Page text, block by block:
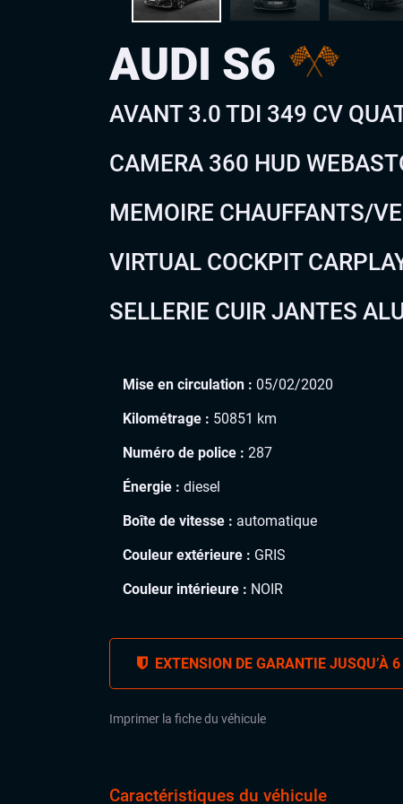
AUDI S6
AVANT 3.0 TDI 349 CV
CAMERA 360 HUD
MEMOIRE CHAUFFANTS/
VIRTUAL COCKPIT
SELLERIE CUIR JANTES
Mise en circulation : 05/02/2020
Kilométrage : 50851 km
Numéro de police : 287
Énergie : diesel
Boîte de vitesse : automatique
Couleur extérieure : GRIS
Couleur intérieure : NOIR
EXTENSION DE GARANTIE JUSQU’À
Imprimer la fiche du véhicule
Caractéristiques du véhicule